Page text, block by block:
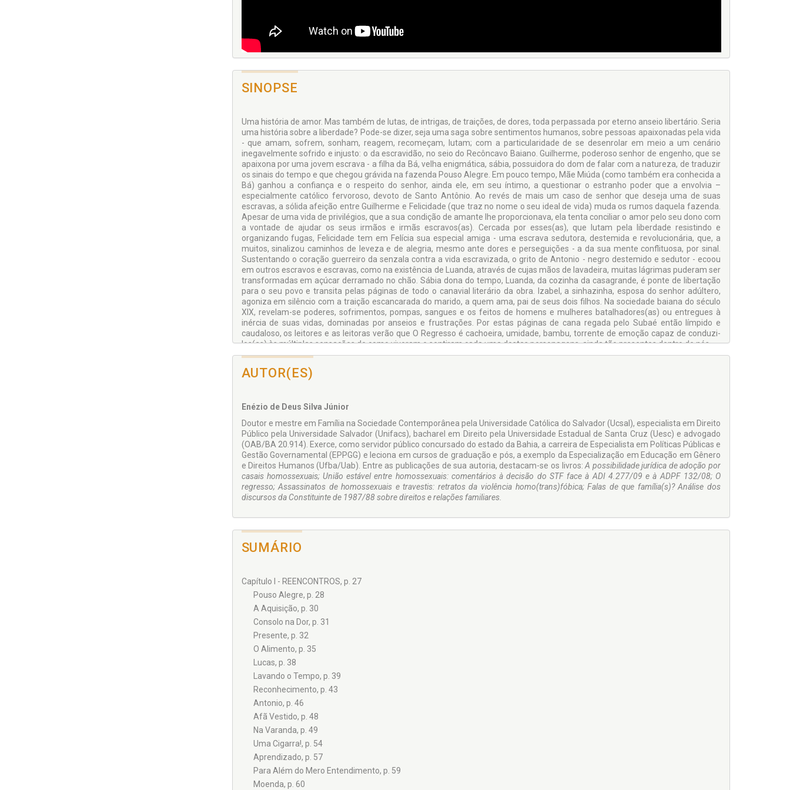
SINOPSE
Uma história de amor. Mas também de lutas, de intrigas, de traições, de dores, toda perpassada por eterno anseio libertário. Seria
uma história sobre a liberdade? Pode-se dizer, seja uma saga sobre sentimentos humanos, sobre pessoas apaixonadas pela vida
- que amam, sofrem, sonham, reagem, recomeçam, lutam; com a particularidade de se desenrolar em meio a um cenário
inegavelmente sofrido e injusto: o da escravidão, no seio do Recôncavo Baiano. Guilherme, poderoso senhor de engenho, que se
apaixona por uma jovem escrava - a filha da Bá, velha enigmática, sábia, possuidora do dom de falar com a natureza, de traduzir
os sinais do tempo e que chegou grávida na fazenda Pouso Alegre. Em pouco tempo, Mãe Miúda (como também era conhecida a
Bá) ganhou a confiança e o respeito do senhor, ainda ele, em seu íntimo, a questionar o estranho poder que a envolvia –
especialmente católico fervoroso, devoto de Santo Antônio. Ao revés de mais um caso de senhor que deseja uma de suas
escravas, a sólida afeição entre Guilherme e Felicidade (que traz no nome o seu ideal de vida) muda os rumos daquela fazenda.
Apesar de uma vida de privilégios, que a sua condição de amante lhe proporcionava, ela tenta conciliar o amor pelo seu dono com
a vontade de ajudar os seus irmãos e irmãs escravos(as). Cercada por esses(as), que lutam pela liberdade resistindo e
organizando fugas, Felicidade tem em Felícia sua especial amiga - uma escrava sedutora, destemida e revolucionária, que, a
muitos, sinalizou caminhos de leveza e de alegria, mesmo ante dores e perseguições - a da sua mente conflituosa, por sinal.
Sustentando o coração guerreiro da senzala contra a vida escravizada, o grito de Antonio - negro destemido e sedutor - ecoou
em outros escravos e escravas, como na existência de Luanda, através de cujas mãos de lavadeira, muitas lágrimas puderam ser
transformadas em açúcar derramado no chão. Sábia dona do tempo, Luanda, da cozinha da casagrande, é ponte de libertação
para o seu povo e transita pelas páginas de todo o canavial literário da obra. Izabel, a sinhazinha, esposa do senhor adúltero,
agoniza em silêncio com a traição escancarada do marido, a quem ama, pai de seus dois filhos. Na sociedade baiana do século
XIX, revelam-se poderes, sofrimentos, pompas, sangues e os feitos de homens e mulheres batalhadores(as) ou entregues à
inércia de suas vidas, dominadas por anseios e frustrações. Por estas páginas de cana regada pelo Subaé então límpido e
caudaloso, os leitores e as leitoras verão que O Regresso é cachoeira, umidade, bambu, torrente de emoção capaz de conduzi-
los(as) às múltiplas sensações de como viveram e sentiram cada uma destas personagens, ainda tão presentes dentro de nós.
AUTOR(ES)
Enézio de Deus Silva Júnior
Doutor e mestre em Família na Sociedade Contemporânea pela Universidade Católica do Salvador (Ucsal), especialista em Direito
Público pela Universidade Salvador (Unifacs), bacharel em Direito pela Universidade Estadual de Santa Cruz (Uesc) e advogado
(OAB/BA 20.914). Exerce, como servidor público concursado do estado da Bahia, a carreira de Especialista em Políticas Públicas e
Gestão Governamental (EPPGG) e leciona em cursos de graduação e pós, a exemplo da Especialização em Educação em Gênero
e Direitos Humanos (Ufba/Uab). Entre as publicações de sua autoria, destacam-se os livros:A possibilidade jurídica de adoção por
casais homossexuais; União estável entre homossexuais: comentários à decisão do STF face à ADI 4.277/09 e à ADPF 132/08; O
regresso; Assassinatos de homossexuais e travestis: retratos da violência homo(trans)fóbica; Falas de que família(s)? Análise dos
discursos da Constituinte de 1987/88 sobre direitos e relações familiares.
SUMÁRIO
Capítulo I - REENCONTROS, p. 27
Pouso Alegre, p. 28
A Aquisição, p. 30
Consolo na Dor, p. 31
Presente, p. 32
O Alimento, p. 35
Lucas, p. 38
Lavando o Tempo, p. 39
Reconhecimento, p. 43
Antonio, p. 46
Afã Vestido, p. 48
Na Varanda, p. 49
Uma Cigarra!, p. 54
Aprendizado, p. 57
Para Além do Mero Entendimento, p. 59
Moenda, p. 60